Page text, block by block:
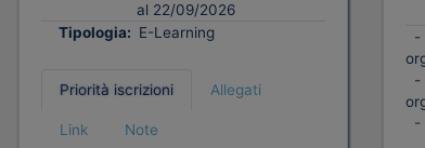
al 22/09/2026
Tipologia: E-Learning
Priorità iscrizioni Allegati
Link
Note
-
-
-